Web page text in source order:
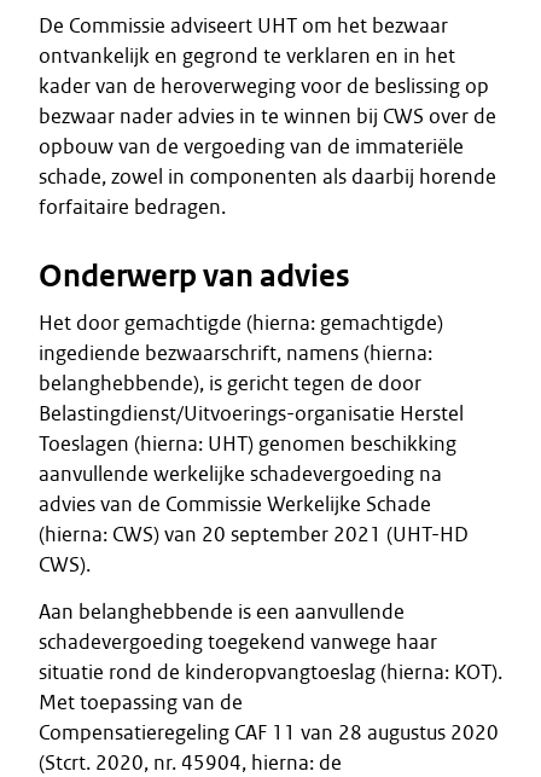
De Commissie adviseert UHT om het bezwaar
ontvankelijk en gegrond te verklaren en in het
kader van de heroverweging voor de beslissing op
bezwaar nader advies in te winnen bij CWS over de
opbouw van de vergoeding van de immateriële
schade, zowel in componenten als daarbij horende
forfaitaire bedragen.
Onderwerp van advies
Het door gemachtigde (hierna: gemachtigde)
ingediende bezwaarschrift, namens (hierna:
belanghebbende), is gericht tegen de door
Belastingdienst/Uitvoerings-organisatie Herstel
Toeslagen (hierna: UHT) genomen beschikking
aanvullende werkelijke schadevergoeding na
advies van de Commissie Werkelijke Schade
(hierna: CWS) van 20 september 2021 (UHT-HD
CWS).
Aan belanghebbende is een aanvullende
schadevergoeding toegekend vanwege haar
situatie rond de kinderopvangtoeslag (hierna: KOT).
Met toepassing van de
Compensatieregeling CAF 11 van 28 augustus 2020
(Stcrt. 2020, nr. 45904, hierna: de